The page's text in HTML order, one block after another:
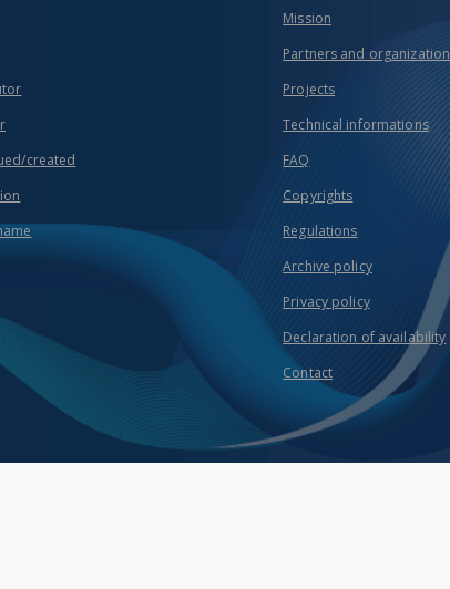
created
Mission
Partners and organization
Projects
Technical informations
FAQ
Copyrights
Regulations
Archive policy
Privacy policy
Declaration of availability
Contact